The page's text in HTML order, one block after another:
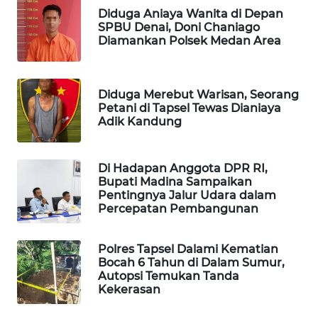
Diduga Aniaya Wanita di Depan
SPBU Denai, Doni Chaniago
Diamankan Polsek Medan Area
Diduga Merebut Warisan, Seorang
Petani di Tapsel Tewas Dianiaya
Adik Kandung
Di Hadapan Anggota DPR RI,
Bupati Madina Sampaikan
Pentingnya Jalur Udara dalam
Percepatan Pembangunan
Polres Tapsel Dalami Kematian
Bocah 6 Tahun di Dalam Sumur,
Autopsi Temukan Tanda
Kekerasan
PORTAL
KONSUMEN
FORWAMKI
ALPERKLINAS
FORJASIDA
TAMBANG
NEWS
SITUNGIR
NEWS
SIDIKALANG